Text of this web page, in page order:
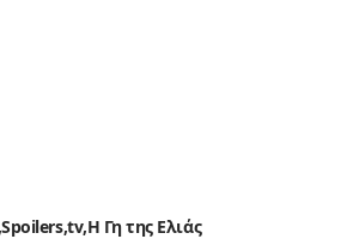
Spoilerstv Η Γη της Ελιάς